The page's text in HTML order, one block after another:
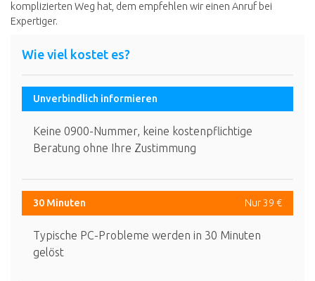
komplizierten Weg hat, dem empfehlen wir einen Anruf bei
Expertiger.
Wie viel kostet es?
Unverbindlich informieren
Keine 0900-Nummer, keine kostenpflichtige
Beratung ohne Ihre Zustimmung
30 Minuten Nur 39 €
Typische PC-Probleme werden in 30 Minuten
gelöst